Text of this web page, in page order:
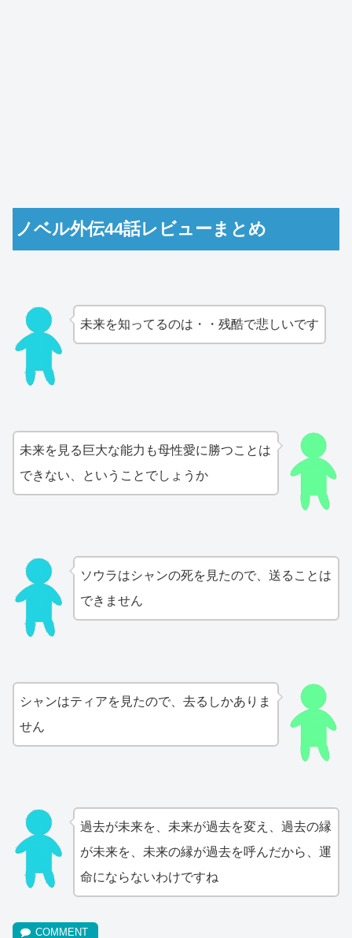
ノベル外伝44話レビューまとめ
未来を知ってるのは・・残酷で悲しいです
未来を見る巨大な能力も母性愛に勝つことは
できない、ということでしょうか
ソウラはシャンの死を見たので、送ることは
できません
シャンはティアを見たので、去るしかありま
せん
過去が未来を、未来が過去を変え、過去の縁
が未来を、未来の縁が過去を呼んだから、運
命にならないわけですね